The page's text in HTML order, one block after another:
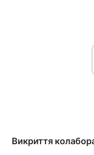
Викриття